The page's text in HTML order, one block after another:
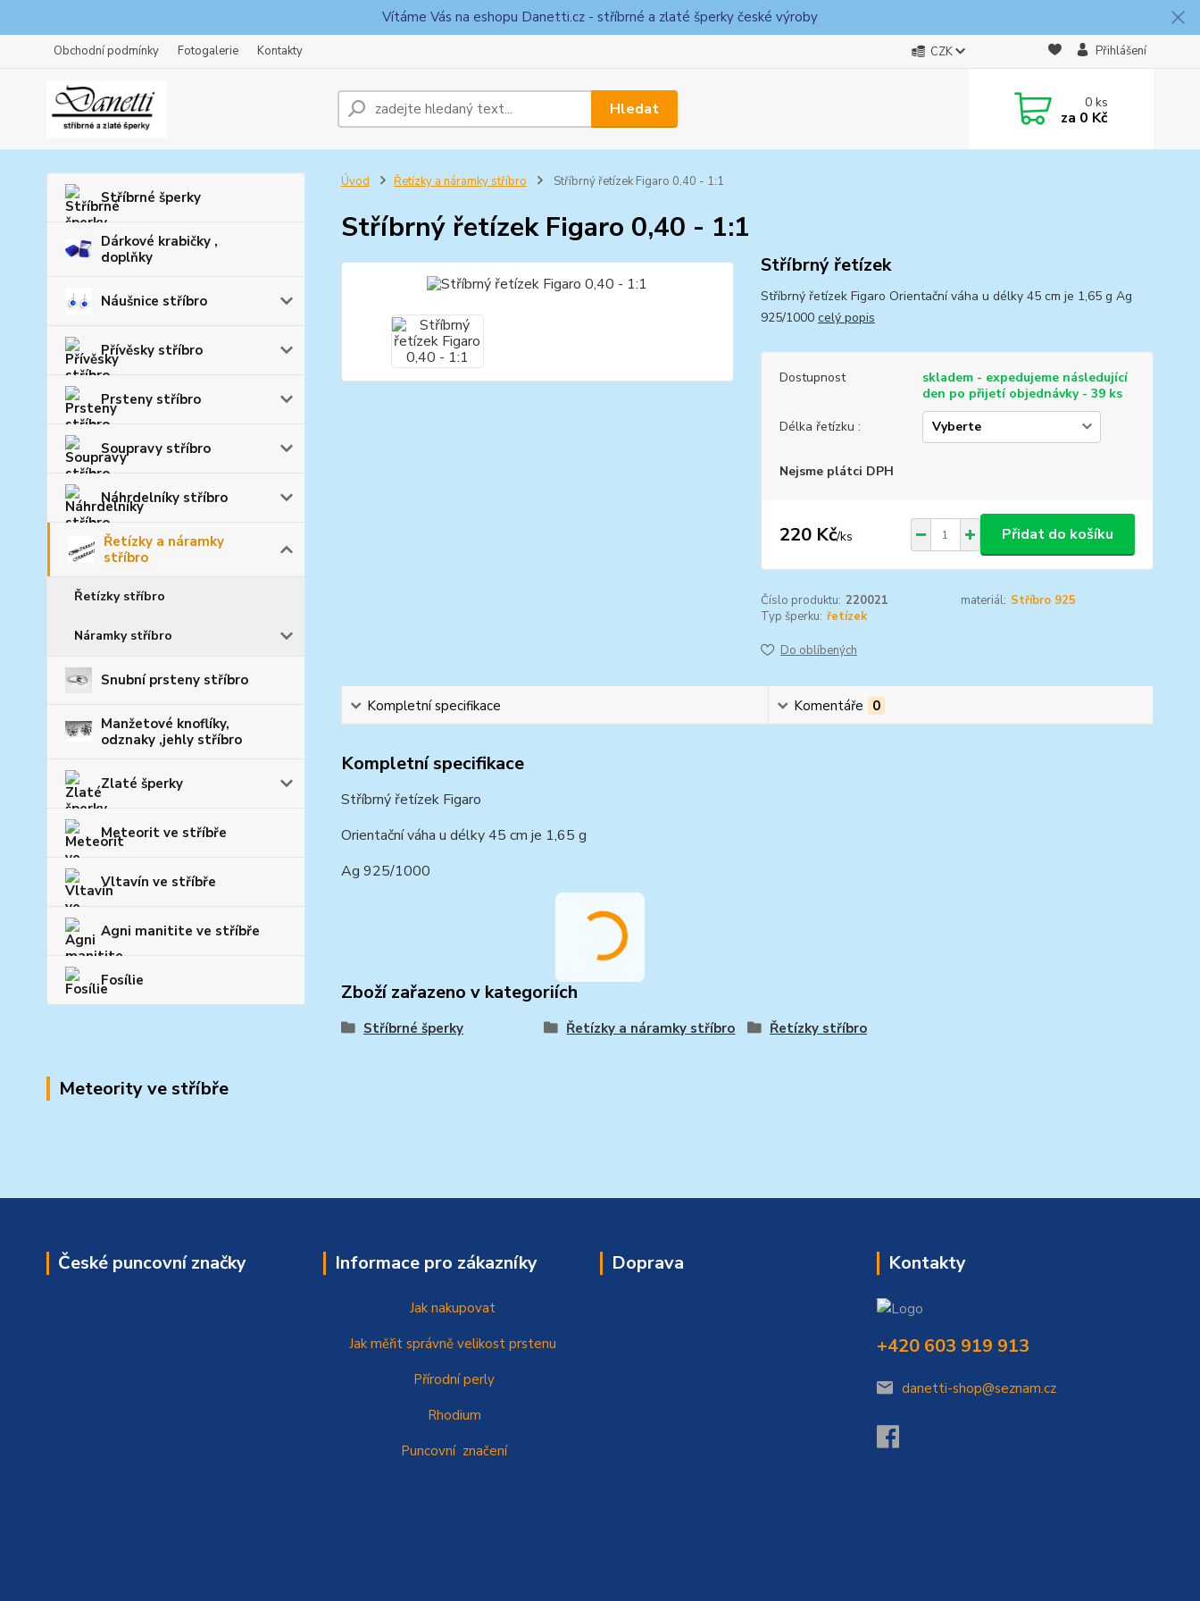
Vítáme Vás na eshopu Danetti.cz - stříbrné a zlaté šperky české výroby
Obchodní podmínky Fotogalerie Kontakty CZK Přihlášení
Hledat 0ks
za 0 Kč
Stříbrné šperky
Dárkové krabičky ,
doplňky
Náušnice stříbro
Přívěsky stříbro
Prsteny stříbro
Soupravy stříbro
Náhrdelníky stříbro
Řetízky a náramky
stříbro
Řetízky stříbro
Náramky stříbro
Snubní prsteny stříbro
Manžetové knoflíky,
odznaky ,jehly stříbro
Zlaté šperky
Meteorit ve stříbře
Vltavín ve stříbře
Agni manitite ve stříbře
Fosílie
Meteority ve stříbře
Úvod Řetízky a náramky stříbro Stříbrný řetízek Figaro 0,40 - 1:1
Stříbrný řetízek Figaro 0,40 - 1:1
Stříbrný řetízek
Stříbrný řetízek Figaro Orientační váha u délky 45 cm je 1,65 g Ag
925/1000 celý popis
Dostupnost
skladem - expedujeme následující
den po přijetí objednávky - 39 ks
Délka řetízku :
Nejsme plátci DPH
220 Kč/ks Přidat do košíku
Číslo produktu: 220021 materiál: Stříbro 925
Typ šperku: řetízek
Do oblíbených
Kompletní specifikace Komentáře 0
Kompletní specifikace
Stříbrný řetízek Figaro
Orientační váha u délky 45 cm je 1,65 g
Ag 925/1000
Zboží zařazeno v kategoriích
Stříbrné šperky Řetízky a náramky stříbro Řetízky stříbro
České puncovní značky Informace pro zákazníky
Jak nakupovat
Jak měřit správněvelikost prstenu
Přírodní perly
Rhodium
Puncovní značení
Doprava Kontakty
+420 603 919 913
danetti-shop@seznam.cz